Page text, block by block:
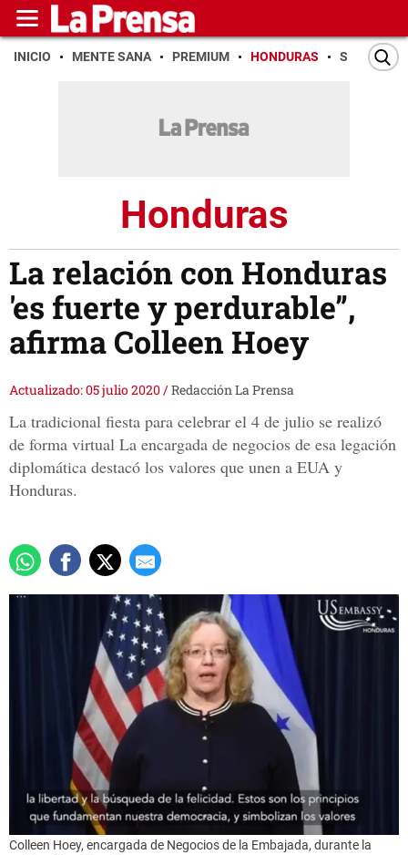
INICIO MENTE SANA PREMIUM HONDURAS SAN PEDRO
Honduras
La relación con Honduras
'es fuerte y perdurable”,
afirma Colleen Hoey
Actualizado: 05 julio 2020/Redacción La Prensa
La tradicional fiesta para celebrar el 4 de julio se realizó
de forma virtual La encargada de negocios de esa legación
diplomática destacó los valores que unen a EUA y
Honduras.
Colleen Hoey, encargada de Negocios de la Embajada, durante la